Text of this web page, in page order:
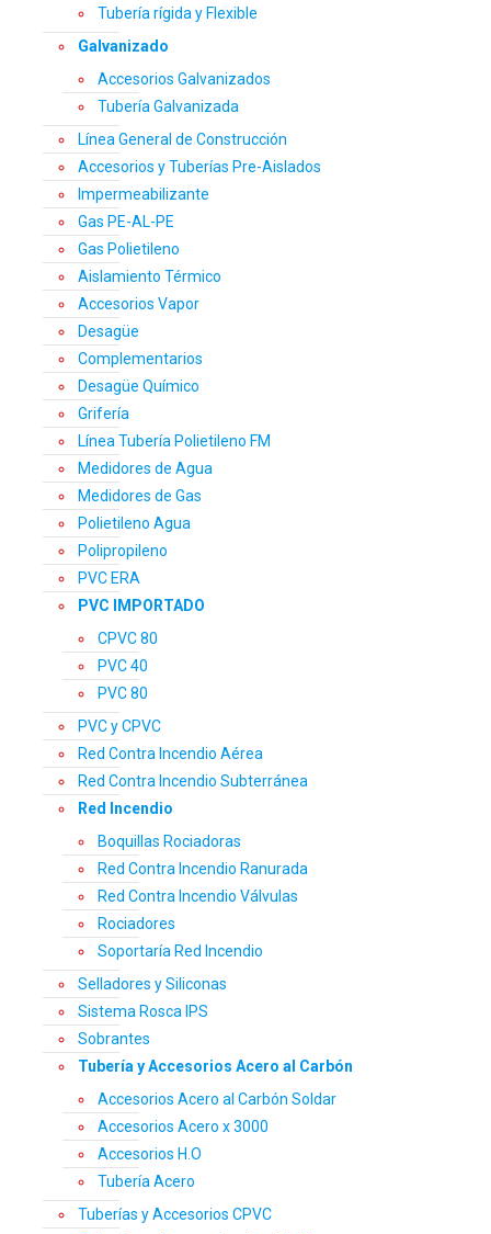
Tubería rígida y Flexible
Galvanizado
Accesorios Galvanizados
Tubería Galvanizada
Línea General de Construcción
Accesorios y Tuberías Pre-Aislados
Impermeabilizante
Gas PE-AL-PE
Gas Polietileno
Aislamiento Térmico
Accesorios Vapor
Desagüe
Complementarios
Desagüe Químico
Grifería
Línea Tubería Polietileno FM
Medidores de Agua
Medidores de Gas
Polietileno Agua
Polipropileno
PVC ERA
PVC IMPORTADO
CPVC 80
PVC 40
PVC 80
PVC y CPVC
Red Contra Incendio Aérea
Red Contra Incendio Subterránea
Red Incendio
Boquillas Rociadoras
Red Contra Incendio Ranurada
Red Contra Incendio Válvulas
Rociadores
Soportaría Red Incendio
Selladores y Siliconas
Sistema Rosca IPS
Sobrantes
Tubería y Accesorios Acero al Carbón
Accesorios Acero al Carbón Soldar
Accesorios Acero x 3000
Accesorios H.O
Tubería Acero
Tuberías y Accesorios CPVC